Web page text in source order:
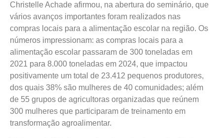
Christelle Achade afirmou, na abertura do seminário, que
vários avanços importantes foram realizados nas
compras locais para a alimentação escolar na região. Os
números impressionam: as compras locais para a
alimentação escolar passaram de 300 toneladas em
2021 para 8.000 toneladas em 2024, que impactou
positivamente um total de 23.412 pequenos produtores,
dos quais 38% são mulheres de 40 comunidades; além
de 55 grupos de agricultoras organizadas que reúnem
300 mulheres que participaram de treinamento em
transformação agroalimentar.